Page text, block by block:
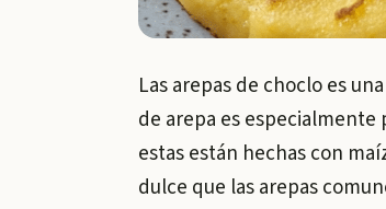
Las arepas de choclo es
de arepa es
estas están hechas con
dulce que las arepas